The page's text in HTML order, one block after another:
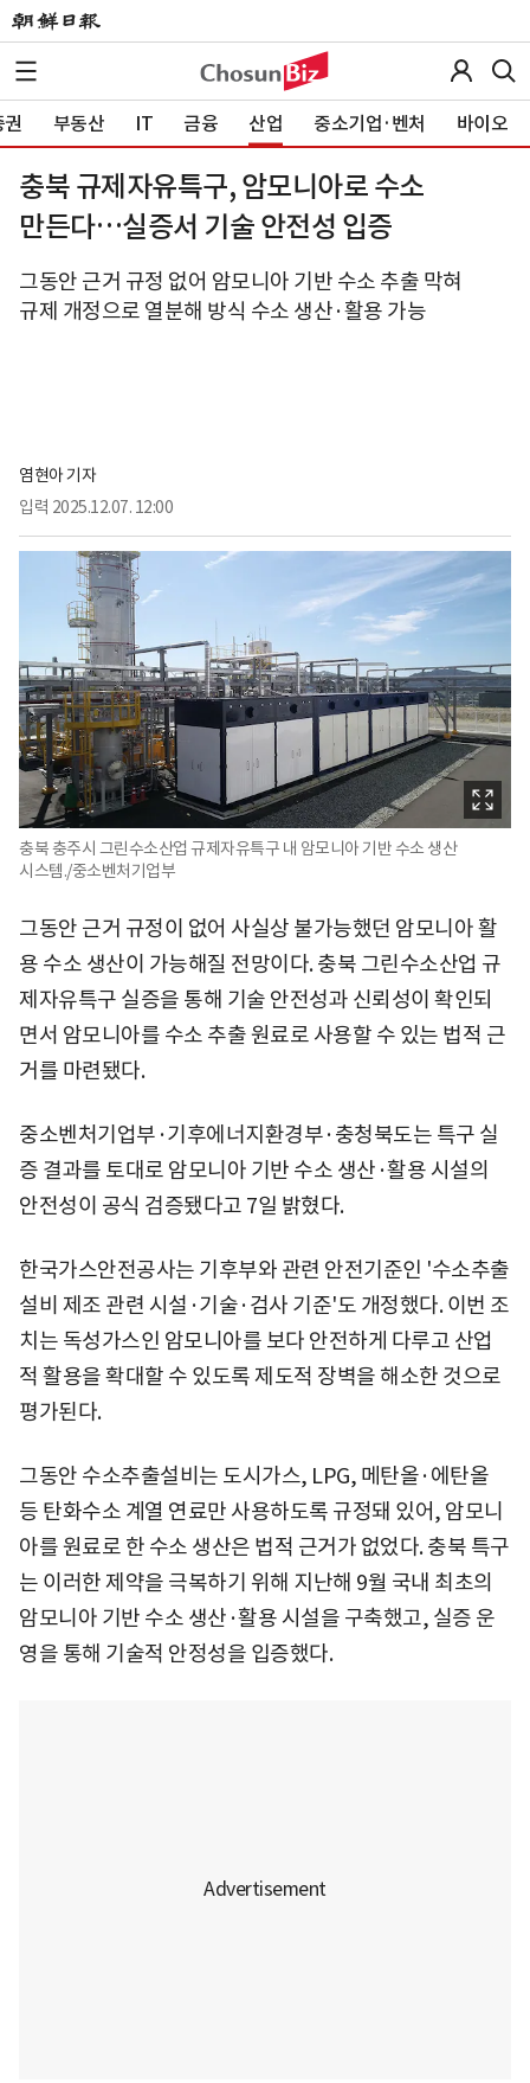
부동산 IT 금융 산업 중소기업·벤처 바이오
충북 규제자유특구, 암모니아로 수소
만든다…실증서 기술 안전성 입증
그동안 근거 규정 없어 암모니아 기반 수소 추출 막혀
규제 개정으로 열분해 방식 수소 생산·활용 가능
염현아 기자
입력 2025.12.07. 12:00
충북 충주시 그린수소산업 규제자유특구 내 암모니아 기반 수소 생산
시스템./중소벤처기업부
그동안 근거 규정이 없어 사실상 불가능했던 암모니아 활
용 수소 생산이 가능해질 전망이다. 충북 그린수소산업 규
제자유특구 실증을 통해 기술 안전성과 신뢰성이 확인되
면서 암모니아를 수소 추출 원료로 사용할 수 있는 법적 근
거를 마련됐다.
중소벤처기업부·기후에너지환경부·충청북도는 특구 실
증 결과를 토대로 암모니아 기반 수소 생산·활용 시설의
안전성이 공식 검증됐다고 7일 밝혔다.
한국가스안전공사는 기후부와 관련 안전기준인 '수소추출
설비 제조 관련 시설·기술·검사 기준'도 개정했다. 이번 조
치는 독성가스인 암모니아를 보다 안전하게 다루고 산업
적 활용을 확대할 수 있도록 제도적 장벽을 해소한 것으로
평가된다.
그동안 수소추출설비는 도시가스, LPG, 메탄올·에탄올
등 탄화수소 계열 연료만 사용하도록 규정돼 있어, 암모니
아를 원료로 한 수소 생산은 법적 근거가 없었다. 충북 특구
는 이러한 제약을 극복하기 위해 지난해 9월 국내 최초의
암모니아 기반 수소 생산·활용 시설을 구축했고, 실증 운
영을 통해 기술적 안정성을 입증했다.